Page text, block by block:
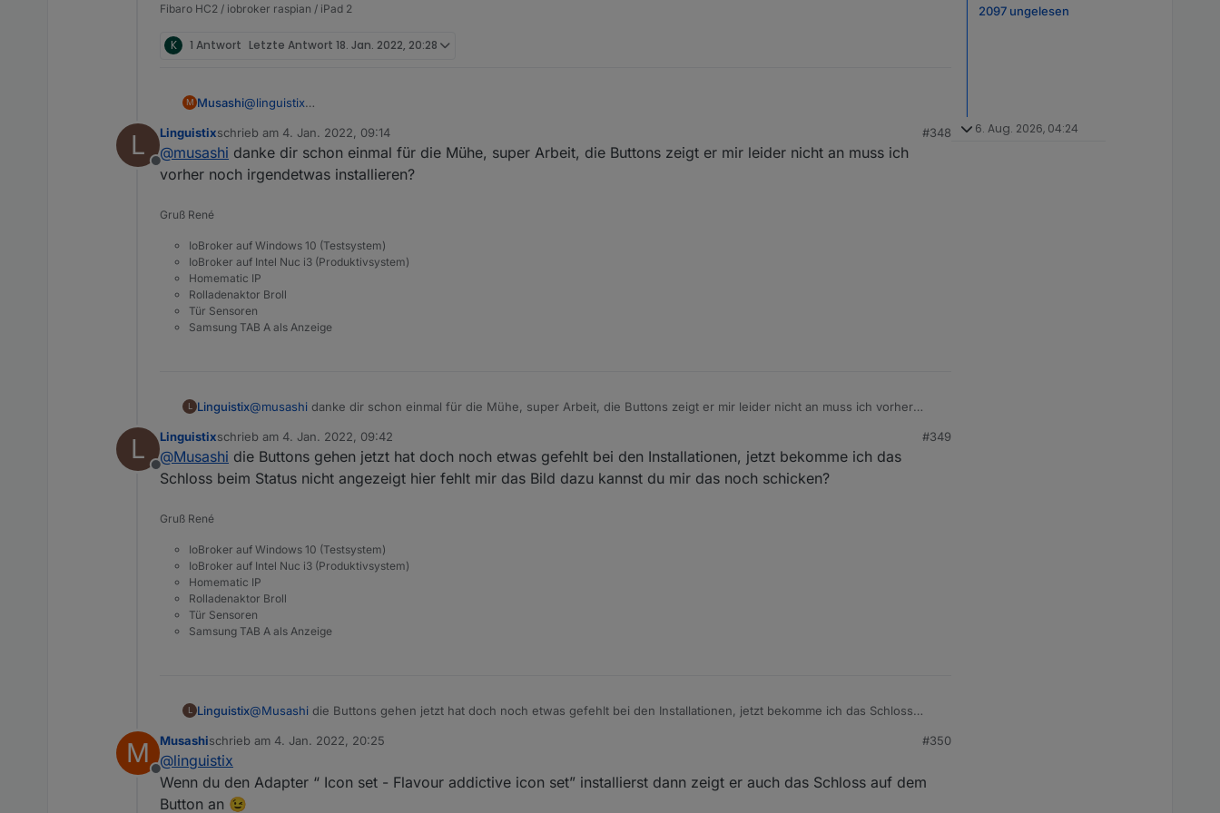
Fibaro HC2 / iobroker raspian / iPad 2
K 1 Antwort Letzte Antwort 18. Jan. 2022, 20:28
M Musashi@linguistix
Door Buttons.rtf
L
Offline
Linguistixschrieb am 4. Jan. 2022, 09:14
zuletzt editiert von
#348
@musashi danke dir schon einmal für die Mühe, super Arbeit, die Buttons zeigt er mir leider nicht an muss ich
vorher noch irgendetwas installieren?
Gruß René
IoBroker auf Windows 10 (Testsystem)
IoBroker auf Intel Nuc i3 (Produktivsystem)
Homematic IP
Rolladenaktor Broll
Tür Sensoren
Samsung TAB A als Anzeige
L Linguistix@musashi danke dir schon einmal für die Mühe, super Arbeit, die Buttons zeigt er mir leider nicht an muss ich vorher
L
Offline
Linguistixschrieb am 4. Jan. 2022, 09:42
zuletzt editiert von
#349
@Musashi die Buttons gehen jetzt hat doch noch etwas gefehlt bei den Installationen, jetzt bekomme ich das
Schloss beim Status nicht angezeigt hier fehlt mir das Bild dazu kannst du mir das noch schicken?
Gruß René
IoBroker auf Windows 10 (Testsystem)
IoBroker auf Intel Nuc i3 (Produktivsystem)
Homematic IP
Rolladenaktor Broll
Tür Sensoren
Samsung TAB A als Anzeige
L Linguistix@Musashi die Buttons gehen jetzt hat doch noch etwas gefehlt bei den Installationen, jetzt bekomme ich das Schloss
M
Offline
Musashischrieb am 4. Jan. 2022, 20:25
zuletzt editiert von
#350
@linguistix
Wenn du den Adapter “ Icon set - Flavour addictive icon set” installierst dann zeigt er auch das Schloss auf dem
Button an 😉
2097 ungelesen
6. Aug. 2026, 04:24